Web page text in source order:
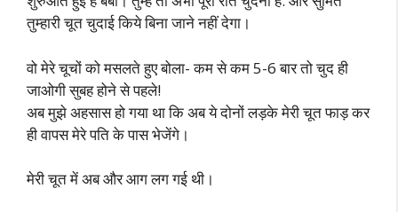
तुम्हारी चूत चुदाई किये बिना जाने नहीं देगा।
वो मेरे चूचों को मसलते हुए बोला- कम से कम 5-6 बार तो चुद ही
जाओगी सुबह होने से पहले!
अब मुझे अहसास हो गया था कि अब ये दोनों लड़के मेरी चूत फाड़ कर
ही वापस मेरे पति के पास भेजेंगे।
मेरी चूत में अब और आग लग गई थी।